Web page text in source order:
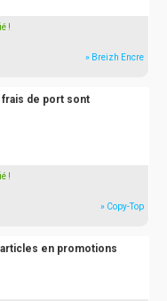
!
» Breizh Encre
frais de port sont
!
» Copy-Top
en promotions